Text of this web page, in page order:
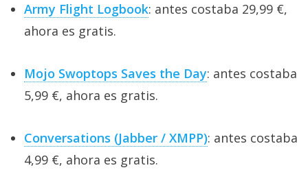
Army Flight Logbook: antes costaba 29,99 €,
ahora es gratis.
Mojo Swoptops Saves the Day: antes costaba
5,99 €, ahora es gratis.
Conversations (Jabber / XMPP): antes costaba
4,99 €, ahora es gratis.